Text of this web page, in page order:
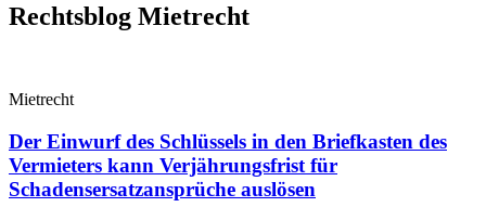
Rechtsblog Mietrecht
Mietrecht
Der Einwurf des Schlüssels in den Briefkasten des
Vermieters kann Verjährungsfrist für
Schadensersatzansprüche auslösen